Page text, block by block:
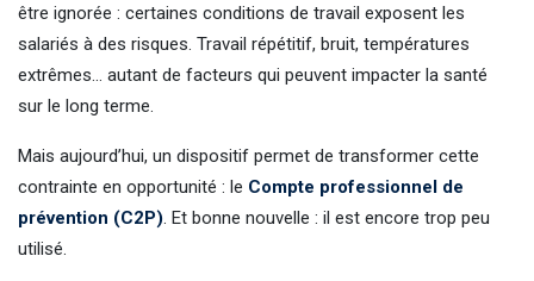
être ignorée : certaines conditions de travail exposent les
salariés à des risques. Travail répétitif, bruit, températures
extrêmes… autant de facteurs qui peuvent impacter la santé
sur le long terme.
Mais aujourd’hui, un dispositif permet de transformer cette
contrainte en opportunité : le Compte professionnel de
prévention (C2P). Et bonne nouvelle : il est encore trop peu
utilisé.